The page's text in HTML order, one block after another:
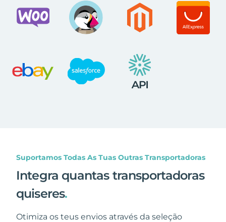
Suportamos Todas As Tuas Outras Transportadoras
Integra quantas transportadoras
quiseres.
Otimiza os teus envios através da seleção